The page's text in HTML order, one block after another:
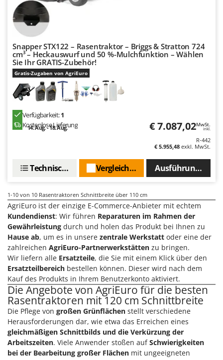
Ritter
River Systems
Robomow
Rossofuoco
Rover Pompe
Royal Food
Ryobi
S.T.P.
Schnitzer
Shark
Shindaiwa
Silky
Simatech
Sirman
Skil
Smartwood
Smeg
Snapper
Solidur
Spice Electronics
Snapper STX122 – Rasentraktor – Briggs & Stratton 724
cm³ – Heckauswurf und 50 %-Mulchfunktion – Wählen
Sie Ihr GRATIS-Zubehör!
Gratis-Zugaben von AgriEuro
Verfügbarkeit:1
Kostenlose Lieferung
14. Aug. - 18. Aug. € 7.087,02MwSt.
inkl.
R-442
€ 5.955,48 exkl. MwSt.
Ausführungen(5)
Vergleichen Sie
Technische Daten
1-10 von 10 Rasentraktoren Schnittbreite über 110 cm
AgriEuro ist der einzige E-Commerce-Anbieter mit echtem
Kundendienst: Wir führen Reparaturen im Rahmen der
Gewährleistung durch und holen das Produkt bei Ihnen zu
Hause ab, um es in unsere zentrale Werkstatt oder eine der
zahlreichen AgriEuro-Partnerwerkstätten zu bringen.
Wir liefern alle Ersatzteile, die Sie mit einem Klick über den
Ersatzteilbereich bestellen können. Dieser wird nach dem
Kauf des Produkts in Ihrem Benutzerkonto aktiviert.
Die Angebote von AgriEuro für die besten
Rasentraktoren mit 120 cm Schnittbreite
Die Pflege von großen Grünflächen stellt verschiedene
Herausforderungen dar, wie etwa das Erreichen eines
gleichmäßigen Schnittbilds und die Verkürzung der
Arbeitszeiten. Viele Anwender stoßen aufSchwierigkeiten
bei der Bearbeitung großer Flächen mit ungeeigneten